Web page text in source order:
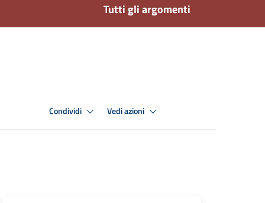
Tutti gli argomenti
Condividi Vedi azioni